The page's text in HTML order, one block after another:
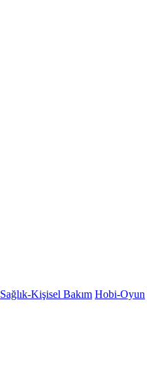
Sağlık-Kişisel Bakım Hobi-Oyun